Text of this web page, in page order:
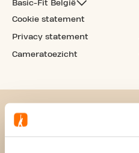
Basic-Fit België
Cookie statement
Privacy statement
Cameratoezicht